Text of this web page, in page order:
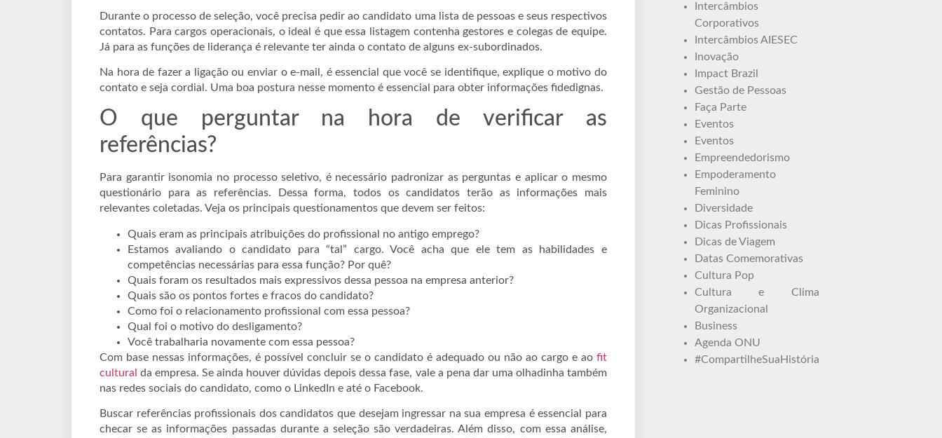
Durante o processo de seleção, você precisa pedir ao candidato uma lista de pessoas e seus respectivos
contatos. Para cargos operacionais, o ideal é que essa listagem contenha gestores e colegas de equipe.
Já para as funções de liderança é relevante ter ainda o contato de alguns ex-subordinados.
Na hora de fazer a ligação ou enviar o e-mail, é essencial que você se identifique, explique o motivo do
contato e seja cordial. Uma boa postura nesse momento é essencial para obter informações fidedignas.
O que perguntar na hora de verificar as
referências?
Para garantir isonomia no processo seletivo, é necessário padronizar as perguntas e aplicar o mesmo
questionário para as referências. Dessa forma, todos os candidatos terão as informações mais
relevantes coletadas. Veja os principais questionamentos que devem ser feitos:
Quais eram as principais atribuições do profissional no antigo emprego?
Estamos avaliando o candidato para “tal” cargo. Você acha que ele tem as habilidades e
competências necessárias para essa função? Por quê?
Quais foram os resultados mais expressivos dessa pessoa na empresa anterior?
Quais são os pontos fortes e fracos do candidato?
Como foi o relacionamento profissional com essa pessoa?
Qual foi o motivo do desligamento?
Você trabalharia novamente com essa pessoa?
Com base nessas informações, é possível concluir se o candidato é adequado ou não ao cargo e ao fit
cultural da empresa. Se ainda houver dúvidas depois dessa fase, vale a pena dar uma olhadinha também
nas redes sociais do candidato, como o LinkedIn e até o Facebook.
Buscar referências profissionais dos candidatos que desejam ingressar na sua empresa é essencial para
checar se as informações passadas durante a seleção são verdadeiras. Além disso, com essa análise,
Intercâmbios
Corporativos
Intercâmbios AIESEC
Inovação
Impact Brazil
Gestão de Pessoas
Faça Parte
Eventos
Eventos
Empreendedorismo
Empoderamento
Feminino
Diversidade
Dicas Profissionais
Dicas de Viagem
Datas Comemorativas
Cultura Pop
Cultura e Clima
Organizacional
Business
Agenda ONU
#CompartilheSuaHistória